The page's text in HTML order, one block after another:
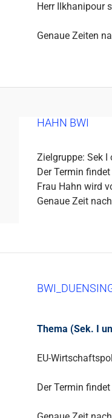
Herr Ilkhanipour
Genaue Zeiten
HAHN BWI
Zielgruppe: Sek I
Der Termin
Frau Hahn wird
Genaue Zeit
Thema (Sek. I
EU-
Der Termin